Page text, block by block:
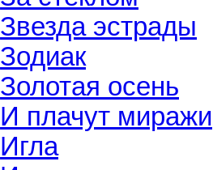
Звезда эстрады
Зодиак
Золотая осень
И плачут миражи
Игла